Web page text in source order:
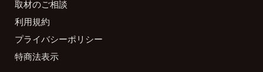
取材のご相談
利用規約
プライバシーポリシー
特商法表示